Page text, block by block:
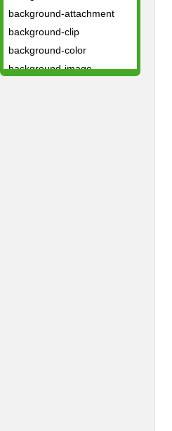
background-attachment
background-clip
background-color
background-image